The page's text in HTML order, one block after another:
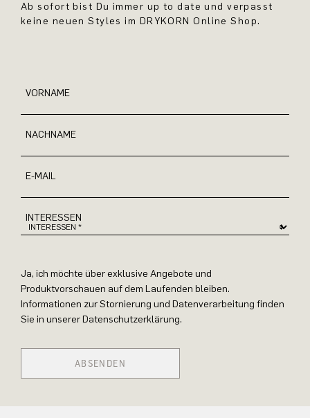
Ab sofort bist Du immer up to date und verpasst
keine neuen Styles im DRYKORN Online Shop.
VORNAME
NACHNAME
E-MAIL
INTERESSEN
Ja, ich möchte über exklusive Angebote und
Produktvorschauen auf dem Laufenden bleiben.
Informationen zur Stornierung und Datenverarbeitung finden
Sie in unserer Datenschutzerklärung.
ABSENDEN